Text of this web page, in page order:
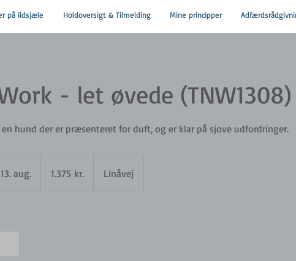
på ildsjæle Holdoversigt & Tilmelding Mine principper
- let øvede (TNW1308)
en hund der er præsenteret for duft, og er klar på sjove udfordringer.
aug.
kroner1.375 kr. Linåvej